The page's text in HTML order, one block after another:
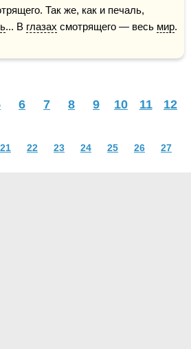
Так же, как и печаль,
... В глазах смотрящего — весь мир.
6 7 8 9 10 11
12
21 22 23 24 25 26
27